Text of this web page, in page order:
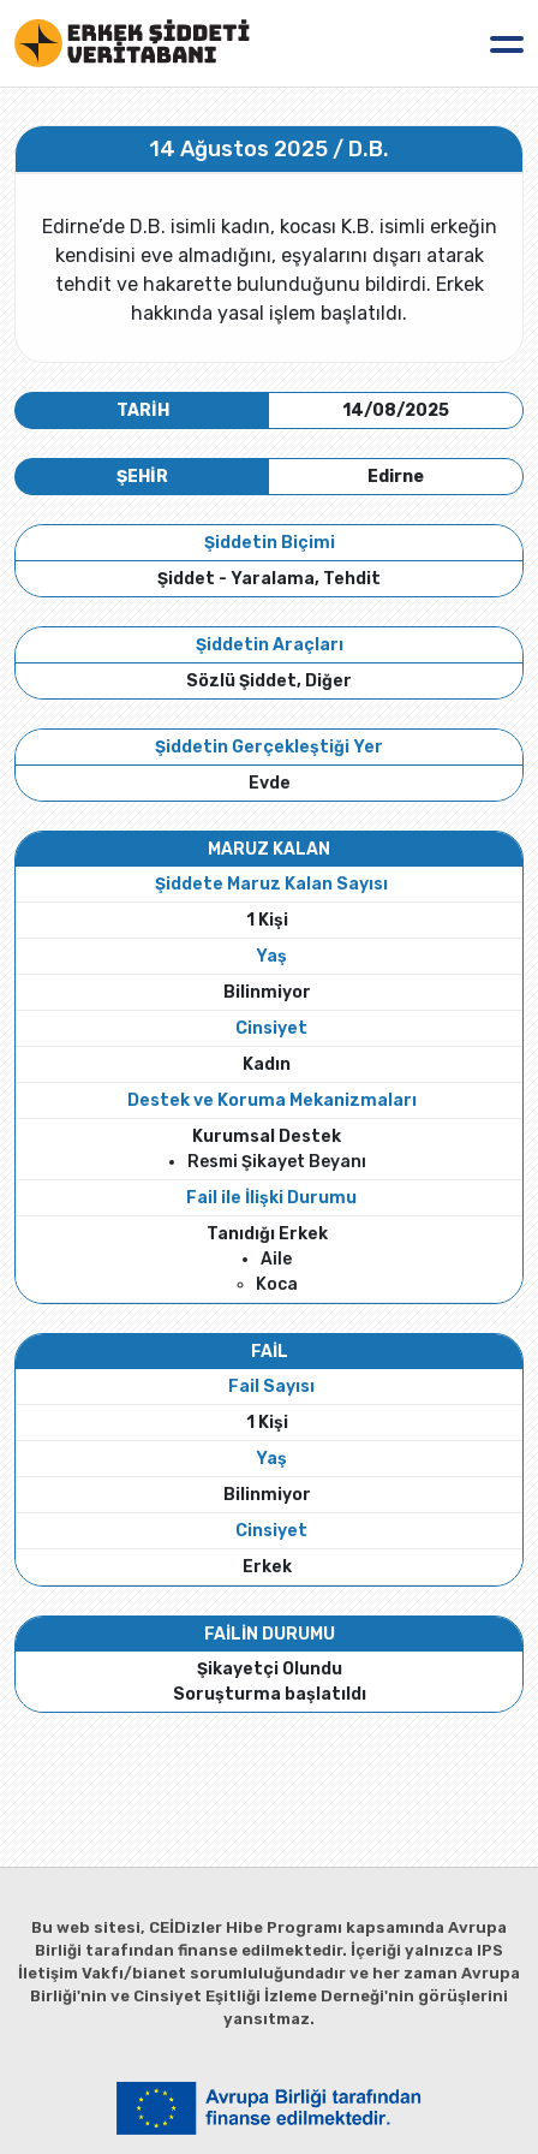
14 Ağustos 2025 / D.B.
Edirne’de D.B. isimli kadın, kocası K.B. isimli erkeğin
kendisini eve almadığını, eşyalarını dışarı atarak
tehdit ve hakarette bulunduğunu bildirdi. Erkek
hakkında yasal işlem başlatıldı.
TARİH 14/08/2025
Edirne
ŞEHİR
Şiddetin Biçimi
Şiddet - Yaralama, Tehdit
Şiddetin Araçları
Sözlü Şiddet, Diğer
Şiddetin Gerçekleştiği Yer
Evde
MARUZ KALAN
Şiddete Maruz Kalan Sayısı
1 Kişi
Yaş
Bilinmiyor
Cinsiyet
Kadın
Destek ve Koruma Mekanizmaları
Kurumsal Destek
Resmi Şikayet Beyanı
Fail ile İlişki Durumu
Tanıdığı Erkek
Aile
Koca
FAİL
Fail Sayısı
1 Kişi
Yaş
Bilinmiyor
Cinsiyet
Erkek
FAİLİN DURUMU
Şikayetçi Olundu
Soruşturma başlatıldı
Bu web sitesi, CEİDizler Hibe Programı kapsamında Avrupa
Birliği tarafından finanse edilmektedir. İçeriği yalnızca IPS
İletişim Vakfı/bianet sorumluluğundadır ve her zaman Avrupa
Birliği'nin ve Cinsiyet Eşitliği İzleme Derneği'nin görüşlerini
yansıtmaz.